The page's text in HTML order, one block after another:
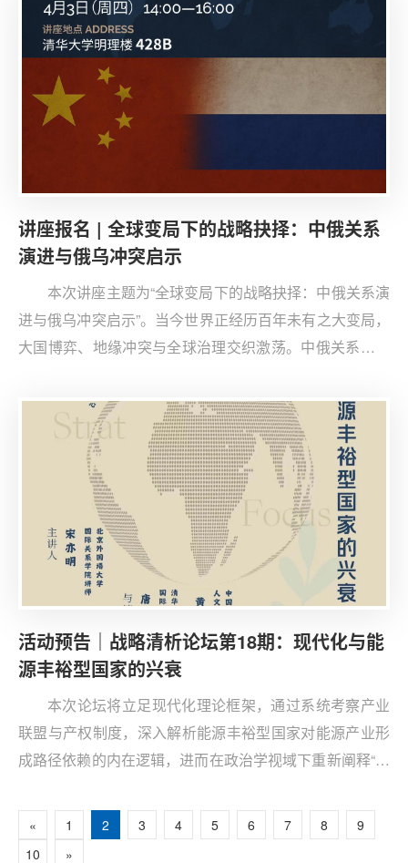
家在新的地缘政治现实中的战略调整。
讲座报名 | 全球变局下的战略抉择：中俄关系
演进与俄乌冲突启示
本次讲座主题为“全球变局下的战略抉择：中俄关系演
进与俄乌冲突启示”。当今世界正经历百年未有之大变局，
大国博弈、地缘冲突与全球治理交织激荡。中俄关系作为
部挑战备受关注，而持续延宕的俄乌冲突更成为观察全球
秩序重塑的“棱镜窗口”。
活动预告｜战略清析论坛第18期：现代化与能
源丰裕型国家的兴衰
本次论坛将立足现代化理论框架，通过系统考察产业
联盟与产权制度，深入解析能源丰裕型国家对能源产业形
成路径依赖的内在逻辑，进而在政治学视域下重新阐释“能
研究在因变量选择上的“经济增长藩篱”，呈现“自然资源病
理学”的后续研究议程及其他可能突破的方向。
« 1 2 3 4 5 6 7 8
9
10
»